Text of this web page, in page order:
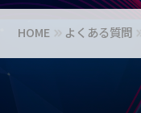
HOME よくある質問